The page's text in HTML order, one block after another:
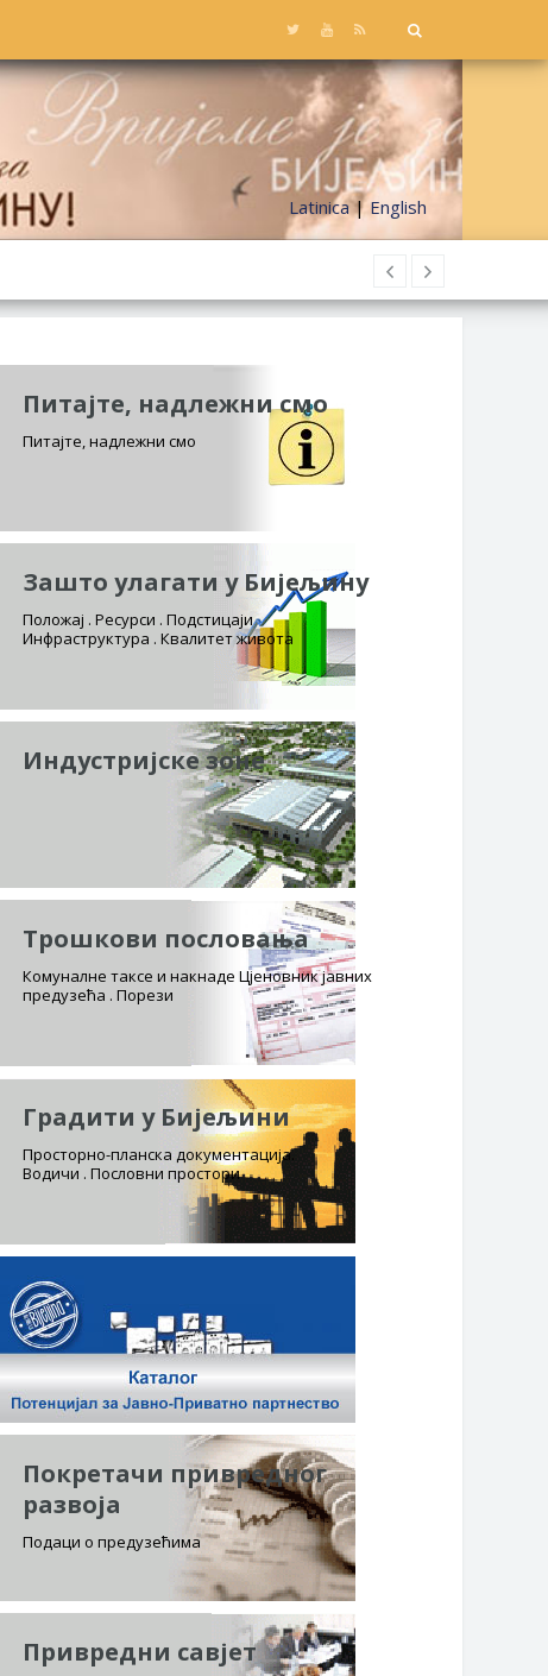
Latinica| English
Питајте, надлежни смо
Питајте, надлежни смо
Зашто улагати у Бијељину
Положај . Ресурси . Подстицаји
Инфраструктура . Квалитет живота
Индустријске зоне
Трошкови пословања
Комуналне таксе и накнаде Цјеновник јавних
предузећа . Порези
Градити у Бијељини
Просторно-планска документација.
Водичи . Пословни простори
Покретачи привредног
развоја
Подаци о предузећима
Привредни савјет